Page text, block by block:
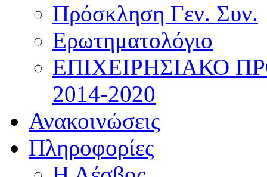
Πρόσκληση Γεν. Συν.
Ερωτηματολόγιο
ΕΠΙΧΕΙΡΗΣΙΑΚΟ
2014-2020
Ανακοινώσεις
Πληροφορίες